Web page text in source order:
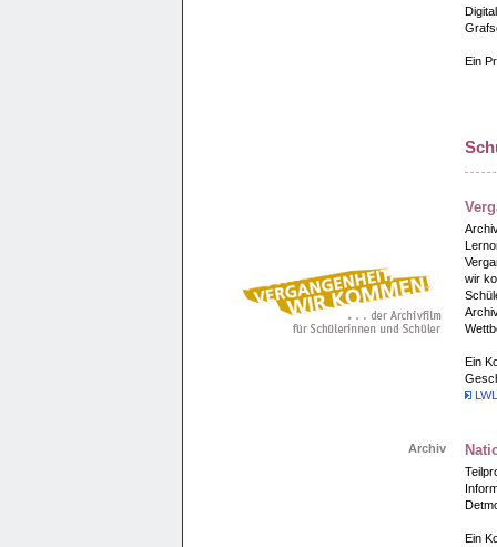
Ein
wir
Ein
Archiv
Ein